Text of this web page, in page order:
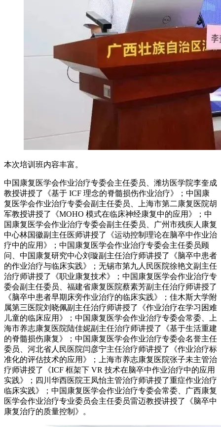
本次培训班内容丰富。
中国康复医学会作业治疗专委会主任委员、潍坊医学院李奎成
教授讲授了《基于 ICF 理念的脊髓损伤作业治疗》；中国康
复医学会作业治疗专委会副主任委员、上海市第二康复医院胡
军教授讲授了《MOHO 模式在临床神经康复中的应用》；中
国康复医学会作业治疗专委会副主任委员、广州市残疾人康复
中心林国徽副主任医师讲授了《运动控制理论在脑卒中作业治
疗中的应用》；中国康复医学会作业治疗专委会主任委员顾
问、中国康复研究中心刘璇副主任治疗师讲授了《脑卒中患者
的作业治疗与临床实践》；无锡市第九人民医院徐艳文副主任
治疗师讲授了《职业康复技术》；中国康复医学会作业治疗专
委会副主任委员、福建省康复医院蔡素芳副主任治疗师讲授了
《脑卒中患者早期床旁作业治疗的临床实践》；佳木斯大学附
属第三医院刘晓佩副主任治疗师讲授了《作业治疗在学习困难
儿童的临床应用》；中国康复医学会作业治疗专委会常委、上
海市养志康复医院陆佳妮副主任治疗师讲授了《基于生活重建
的脊髓损伤康复》；中国康复医学会作业治疗专委会名誉主任
委员、河北省人民医院闫彦宁主任治疗师讲授了《作业治疗标
准化的评估技术的应用》；上海市养志康复医院张子未主管治
疗师讲授了《ICF 框架下 VR 技术在脑卒中作业治疗中的应用
实践》；四川华西医院王凤怡主管治疗师讲授了重症作业治疗
临床实践》；中国康复医学会作业治疗专委会常委、广西康复
医学会作业治疗专业委员会主任委员雷迈教授讲授了《脑卒中
康复治疗的质量控制》。